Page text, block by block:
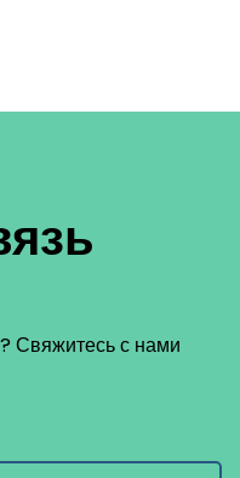
Свяжитесь с нами